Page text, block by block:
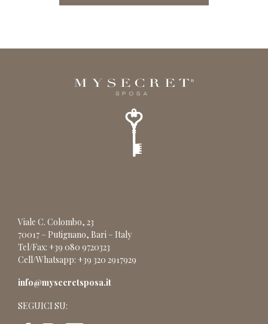
Viale C. Colombo, 23
70017 – Putignano, Bari – Italy
Tel/Fax: +39 080 9720323
Cell/Whatsapp: +39 320 2917929
info@mysecretsposa.it
SEGUICI SU: